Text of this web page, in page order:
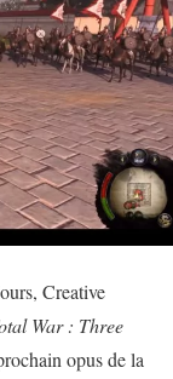
Creative
War : Three
opus de la